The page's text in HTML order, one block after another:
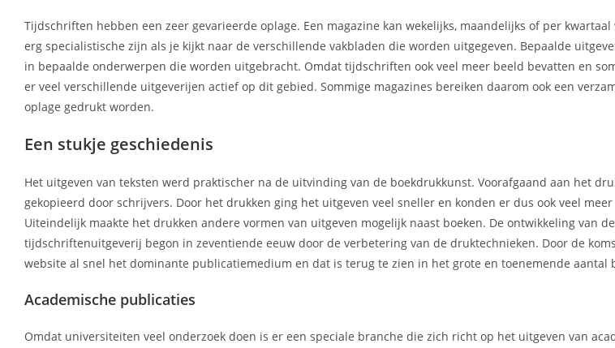
Tijdschriften hebben een zeer gevarieerde oplage. Een magazine kan wekelijks, maandelijks of per
erg specialistische zijn als je kijkt naar de verschillende vakbladen die worden uitgegeven. Bepaalde
in bepaalde onderwerpen die worden uitgebracht. Omdat tijdschriften ook veel meer beeld bevatten en
er veel verschillende uitgeverijen actief op dit gebied. Sommige magazines bereiken daarom ook een
oplage gedrukt worden.
Een stukje geschiedenis
Het uitgeven van teksten werd praktischer na de uitvinding van de boekdrukkunst. Voorafgaand aan het
gekopieerd door schrijvers. Door het drukken ging het uitgeven veel sneller en konden er dus ook veel
Uiteindelijk maakte het drukken andere vormen van uitgeven mogelijk naast boeken. De ontwikkeling van
tijdschriftenuitgeverij begon in zeventiende eeuw door de verbetering van de druktechnieken. Door de
website al snel het dominante publicatiemedium en dat is terug te zien in het grote en toenemende aantal
Academische publicaties
Omdat universiteiten veel onderzoek doen is er een speciale branche die zich richt op het uitgeven van